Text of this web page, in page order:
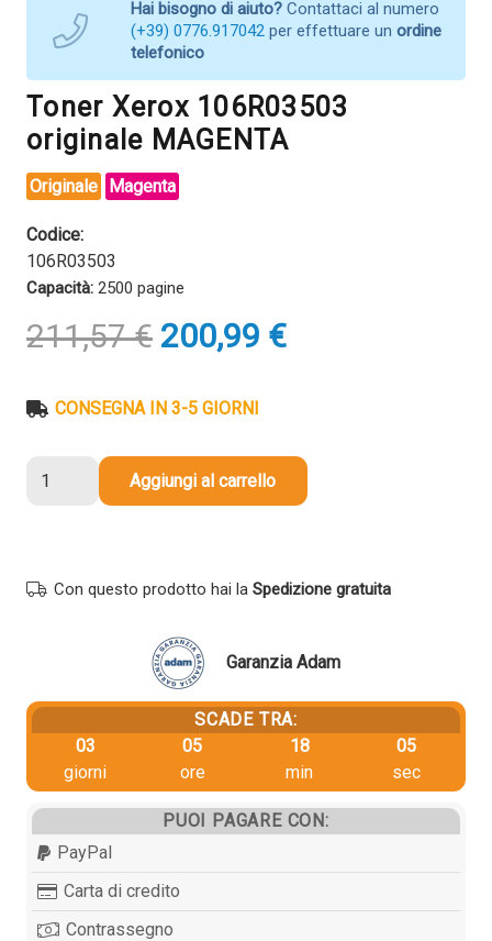
Hai bisogno di aiuto? Contattaci al numero
(+39) 0776.917042 per effettuare un ordine
telefonico
Toner Xerox 106R03503
originale MAGENTA
Originale Magenta
Codice:
106R03503
Capacità: 2500 pagine
211,57€ Il
prezzo
era:
200,99 €Il
prezzo
CONSEGNA IN 3-5 GIORNI
quantità
Aggiungi al carrello
Con questo prodotto hai la Spedizione gratuita
Garanzia Adam
SCADE TRA:
03
giorni
05
ore
18
min
05
sec
PUOI PAGARE CON:
PayPal
Carta di credito
Contrassegno